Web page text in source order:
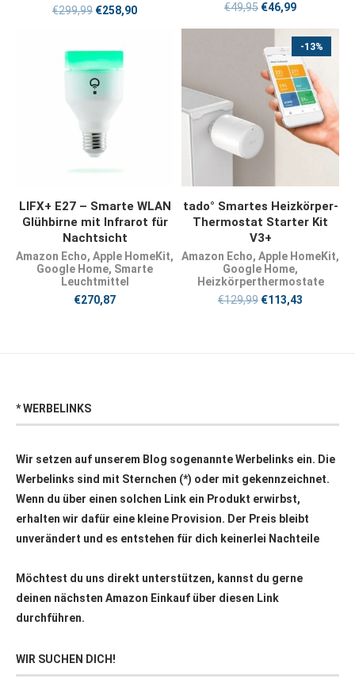
€299,99 €258,90
€49,95 €46,99
JETZT KAUFEN
LIFX+ E27 – Smarte WLAN
Glühbirne mit Infrarot für
Nachtsicht
Amazon Echo, Apple HomeKit,
Google Home, Smarte
Leuchtmittel
€270,87
-13%
JETZT KAUFEN
tado° Smartes Heizkörper-
Thermostat Starter Kit
V3+
Amazon Echo, Apple HomeKit,
Google Home,
Heizkörperthermostate
€129,99 €113,43
* WERBELINKS
Wir setzen auf unserem Blog sogenannte Werbelinks ein. Die
Werbelinks sind mit Sternchen (*) oder mit gekennzeichnet.
Wenn du über einen solchen Link ein Produkt erwirbst,
erhalten wir dafür eine kleine Provision. Der Preis bleibt
unverändert und es entstehen für dich keinerlei Nachteile
Möchtest du uns direkt unterstützen, kannst du gerne
deinen nächsten Amazon Einkauf über diesen Link
durchführen.
WIR SUCHEN DICH!